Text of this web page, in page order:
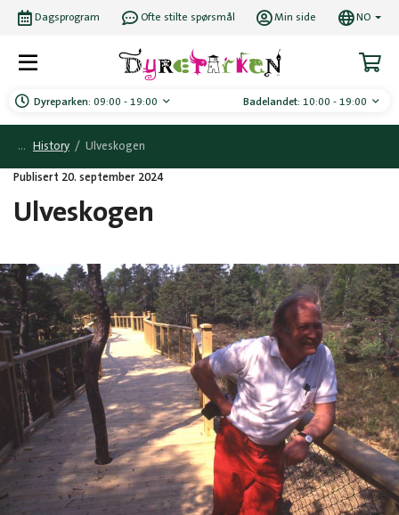
Dyreparken: 09:00 - 19:00 Badelandet: 10:00 - 19:00
Dagsprogram Ofte stilte spørsmål Min side NO
History / Ulveskogen
Publisert 20. september 2024
Ulveskogen